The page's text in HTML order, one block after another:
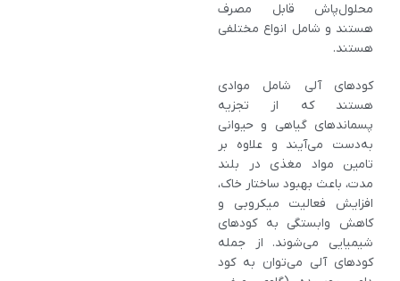
محلول‌پاش قابل مصرف
هستند و شامل انواع مختلفی
هستند.
کودهای آلی شامل موادی
هستند که از تجزیه
پسماندهای گیاهی و حیوانی
به‌دست می‌آیند و علاوه بر
تامین مواد مغذی در بلند
مدت، باعث بهبود ساختار خاک،
افزایش فعالیت میکروبی و
کاهش وابستگی به کودهای
شیمیایی می‌شوند. از جمله
کودهای آلی می‌توان به کود